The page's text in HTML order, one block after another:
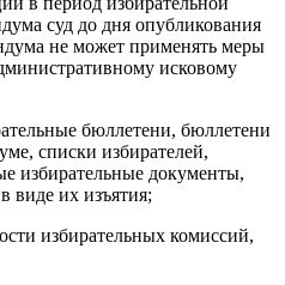
суд до дня опубликования
не может применять меры
исковому
бюллетени, бюллетени
списки избирателей,
избирательные документы,
виде их изъятия;
избирательных комиссий,